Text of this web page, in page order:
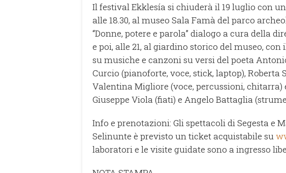
Il festival Ekklesía si chiuderà il 19 luglio con
alle 18.30, al museo Sala Famà del parco
“Donne, potere e parola” dialogo a cura della
e poi, alle 21, al giardino storico del museo, con
su musiche e canzoni su versi del poeta
Curcio (pianoforte, voce, stick, laptop), Roberta
Valentina Migliore (voce, percussioni,
Giuseppe Viola (fiati) e Angelo Battaglia
Info e prenotazioni: Gli spettacoli di Segesta e
Selinunte è previsto un ticket acquistabile su
laboratori e le visite guidate sono a ingresso